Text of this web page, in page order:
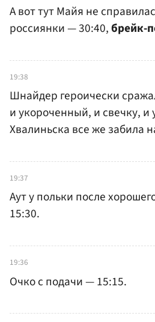
А вот тут Майя не
россиянки — 30:40,брейк-
19:38
Шнайдер героически
и укороченный, и свечку, и
Хвалиньска все же забила
19:37
Аут у польки после
15:30.
19:36
Очко с подачи — 15:15.